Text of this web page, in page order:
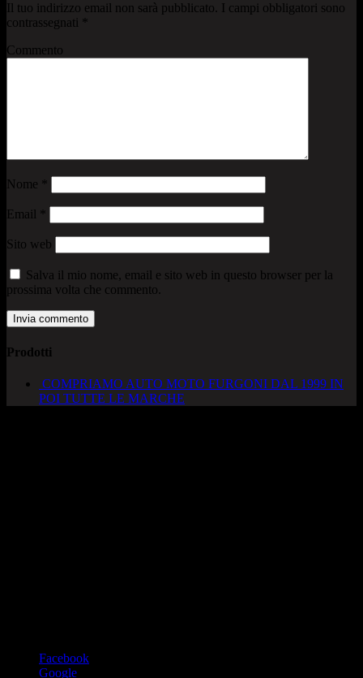
Il tuo indirizzo email non sarà pubblicato.
I campi obbligatori sono
contrassegnati
Commento
Nome
Email
Sito web
Salva il mio nome, email e sito web in questo browser per la
prossima volta che commento.
Prodotti
COMPRIAMO AUTO MOTO FURGONI DAL 1999 IN
POI TUTTE LE MARCHE
Facebook
Google